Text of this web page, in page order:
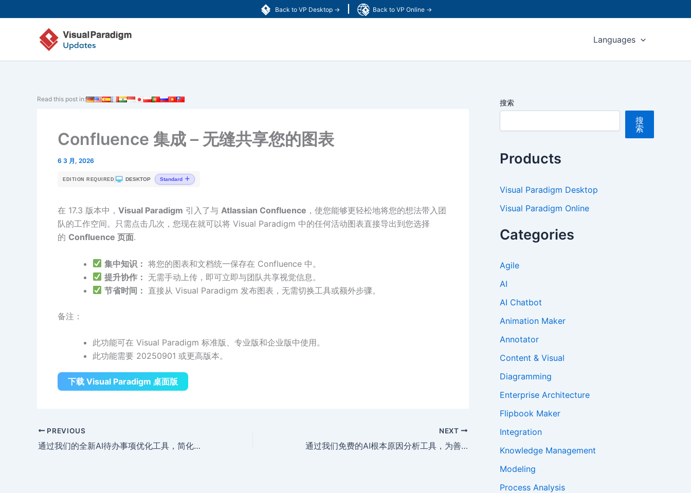
Back to VP Desktop → Back to VP Online →
至
Languages
Read this post in:
Confluence 集成 – 无缝共享您的图表
6 3 月, 2026
EDITION REQUIRED DESKTOP Standard
在 17.3 版本中， Visual Paradigm 引入了与 Atlassian Confluence ，使您能够更轻松地将您的想法带入团
队的工作空间。只需点击几次，您现在就可以将 Visual Paradigm 中的任何活动图表直接导出到您选择
的 Confluence 页面.
集中知识： 将您的图表和文档统一保存在 Confluence 中。
提升协作： 无需手动上传，即可立即与团队共享视觉信息。
节省时间： 直接从 Visual Paradigm 发布图表，无需切换工具或额外步骤。
备注：
此功能可在 Visual Paradigm 标准版、专业版和企业版中使用。
此功能需要 20250901 或更高版本。
下载 Visual Paradigm 桌面版
PREVIOUS
通过我们的全新AI待办事项优化工具，简化冲刺规划
NEXT
通过我们免费的AI根本原因分析工具，为善而解决问题
搜索
搜
索
Products
Visual Paradigm Desktop
Visual Paradigm Online
Categories
Agile
AI
AI Chatbot
Animation Maker
Annotator
Content & Visual
Diagramming
Enterprise Architecture
Flipbook Maker
Integration
Knowledge Management
Modeling
Process Analysis